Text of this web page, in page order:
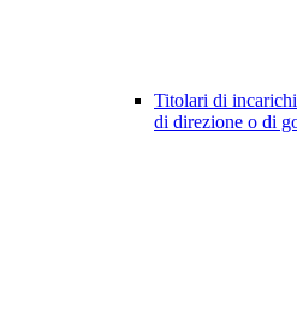
Titolari di
di direzione o di